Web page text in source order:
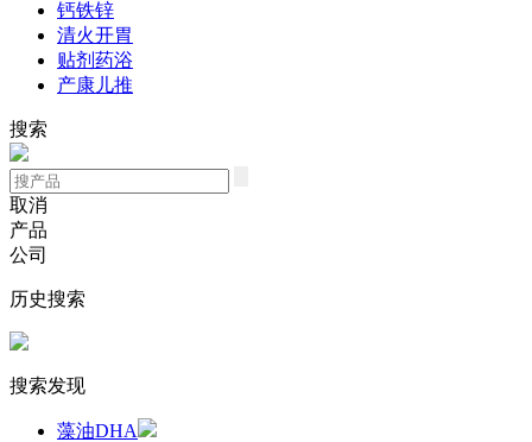
钙铁锌
清火开胃
贴剂药浴
产康儿推
搜索
取消
产品
公司
历史搜索
搜索发现
藻油DHA